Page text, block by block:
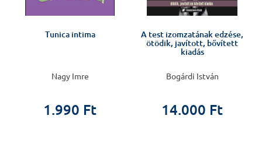
Tunica intima
Nagy Imre
1.990 Ft
A test izomzatának edzése,
ötödik, javított, bővített
kiadás
Bogárdi István
14.000 Ft